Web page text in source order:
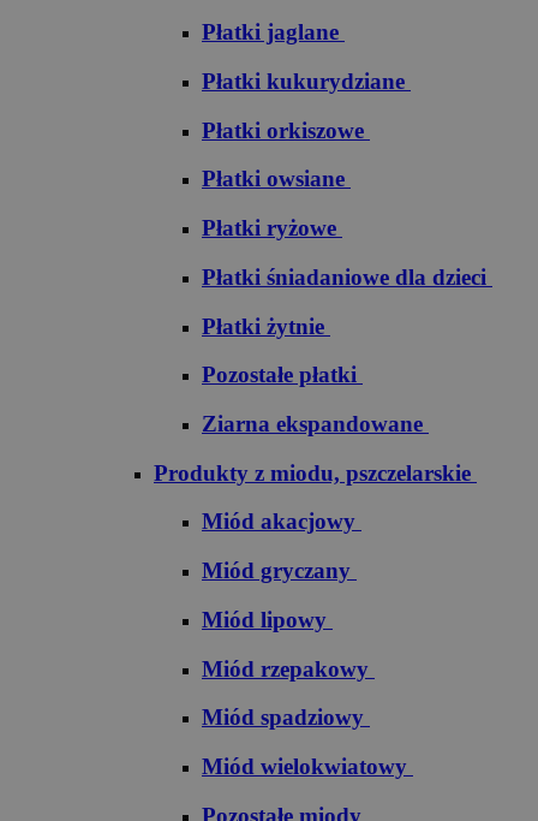
Płatki jaglane
Płatki kukurydziane
Płatki orkiszowe
Płatki owsiane
Płatki ryżowe
Płatki śniadaniowe dla dzieci
Płatki żytnie
Pozostałe płatki
Ziarna ekspandowane
Produkty z miodu, pszczelarskie
Miód akacjowy
Miód gryczany
Miód lipowy
Miód rzepakowy
Miód spadziowy
Miód wielokwiatowy
Pozostałe miody